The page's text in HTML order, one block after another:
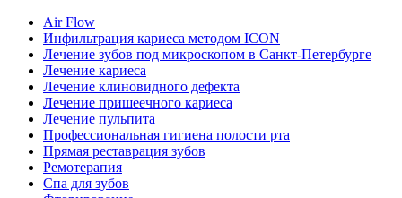
Air Flow
Инфильтрация кариеса методом ICON
Лечение зубов под микроскопом в Санкт-Петербурге
Лечение кариеса
Лечение клиновидного дефекта
Лечение пришеечного кариеса
Лечение пульпита
Профессиональная гигиена полости рта
Прямая реставрация зубов
Ремотерапия
Спа для зубов